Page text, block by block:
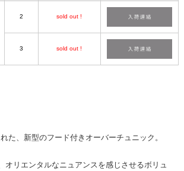
2 sold out !
3 sold out !
た、新型のフード付きオーバーチュニック。
オリエンタルなニュアンスを感じさせるボリュ